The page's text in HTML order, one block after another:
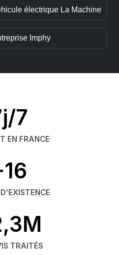
électrique La Machine
Imphy
7
EN FRANCE
TRAITÉS